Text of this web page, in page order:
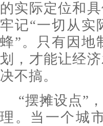
的实际定位和
牢记“一切从实
蜂”。只有因地
划，才能让经
决不搞。
“摆摊设点”
理。当一个城